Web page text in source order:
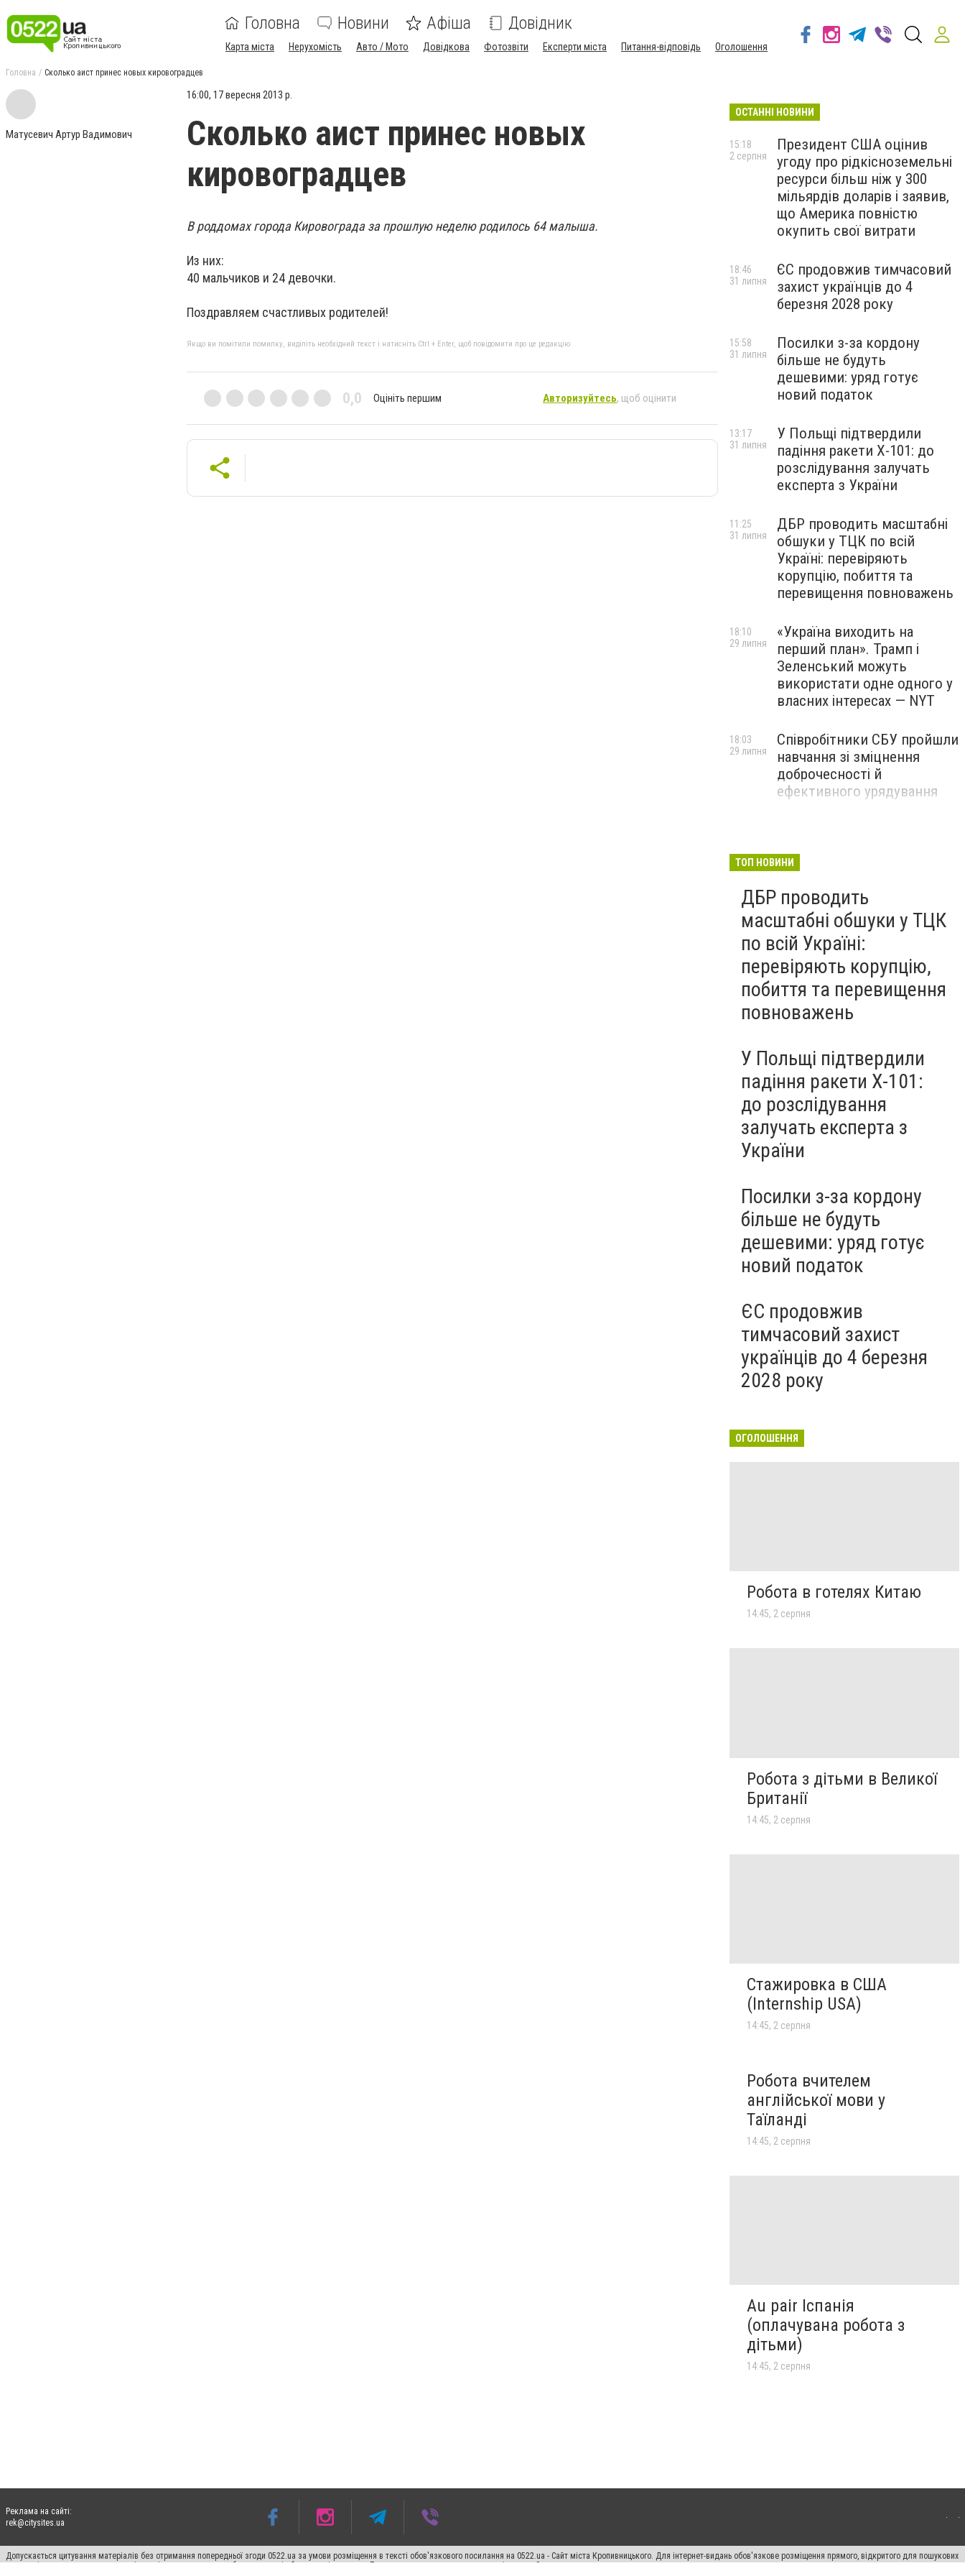
Головна Новини Афіша Довідник
Карта міста Нерухомість Авто / Мото Довідкова Фотозвіти Експерти міста Питання-відповідь Оголошення
Головна Сколько аист принес новых кировоградцев
Матусевич Артур Вадимович
16:00, 17 вересня 2013 р.
Сколько аист принес новых
кировоградцев
В роддомах города Кировограда за прошлую неделю родилось 64 малыша.
Из них:
40 мальчиков и 24 девочки.
Поздравляем счастливых родителей!
Якщо ви помітили помилку, виділіть необхідний текст і натисніть Ctrl + Enter, щоб повідомити про це редакцію
0,0 Оцініть першим Авторизуйтесь, щоб оцінити
ОСТАННІ НОВИНИ
Президент США оцінив
угоду про рідкісноземельні
ресурси більш ніж у 300
мільярдів доларів і заявив,
що Америка повністю
окупить свої витрати
15:18
2 серпня
ЄС продовжив тимчасовий
захист українців до 4
березня 2028 року
18:46
31 липня
Посилки з-за кордону
більше не будуть
дешевими: уряд готує
новий податок
15:58
31 липня
У Польщі підтвердили
падіння ракети Х-101: до
розслідування залучать
експерта з України
13:17
31 липня
ДБР проводить масштабні
обшуки у ТЦК по всій
Україні: перевіряють
корупцію, побиття та
перевищення повноважень
11:25
31 липня
«Україна виходить на
перший план». Трамп і
Зеленський можуть
використати одне одного у
власних інтересах — NYT
18:10
29 липня
Співробітники СБУ пройшли
навчання зі зміцнення
доброчесності й
ефективного урядування
18:03
29 липня
війська: у CENTCOM
всіх ракет
ТОП НОВИНИ
ДБР проводить
масштабні обшуки у ТЦК
по всій Україні:
перевіряють корупцію,
побиття та перевищення
повноважень
У Польщі підтвердили
падіння ракети Х-101:
до розслідування
залучать експерта з
України
Посилки з-за кордону
більше не будуть
дешевими: уряд готує
новий податок
ЄС продовжив
тимчасовий захист
українців до 4 березня
2028 року
ОГОЛОШЕННЯ
Робота в готелях Китаю
14:45, 2 серпня
Робота з дітьми в Великої
Британії
14:45, 2 серпня
Стажировка в США
(Internship USA)
14:45, 2 серпня
Робота вчителем
англійської мови у
Таїланді
14:45, 2 серпня
Au pair Іспанія
(оплачувана робота з
дітьми)
14:45, 2 серпня
Реклама на сайті:
rek@citysites.ua
Допускається цитування матеріалів без отримання попередньої згоди 0522.ua за умови розміщення в тексті обов'язкового посилання на 0522.ua - Сайт міста Кропивницького. Для інтернет-видань обов'язкове розміщення прямого, відкритого для пошукових
систем гіперпосилання на цитовані статті не нижче другого абзацу в тексті або в якості джерела. Порушення виняткових прав переслідується Законом.